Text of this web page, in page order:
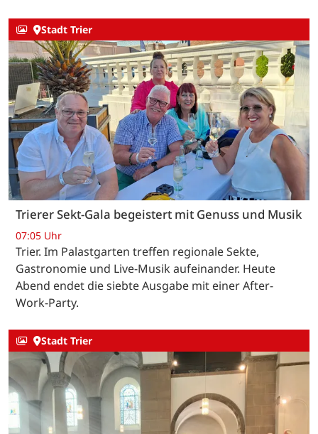
Stadt Trier
Trierer Sekt-Gala begeistert mit Genuss und Musik
07:05 Uhr
Trier. Im Palastgarten treffen regionale Sekte,
Gastronomie und Live-Musik aufeinander. Heute
Abend endet die siebte Ausgabe mit einer After-
Work-Party.
Stadt Trier